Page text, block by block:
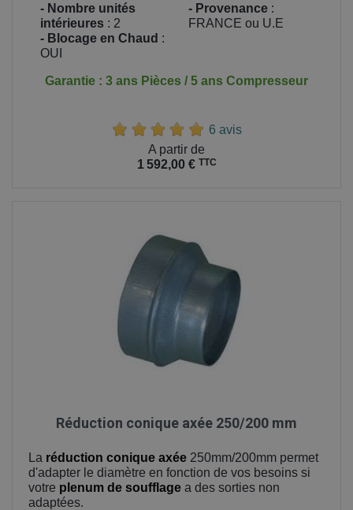
- Nombre unités
intérieures : 2
- Blocage en Chaud :
OUI
- Provenance :
FRANCE ou U.E
Garantie : 3 ans Pièces / 5 ans Compresseur
6 avis
A partir de
1 592,00 € TTC
Réduction conique axée 250/200 mm
La réduction conique axée 250mm/200mm permet
d'adapter le diamètre en fonction de vos besoins si
votre plenum de soufflage a des sorties non
adaptées.